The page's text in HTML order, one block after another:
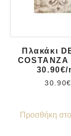
Πλακάκι
COSTANZA
30.90€/
30.90€
Προσθήκη